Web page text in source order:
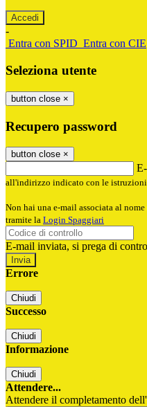
-
Entra con SPID Entra con CIE
Seleziona utente
button close ×
Recupero password
button close ×
all'indirizzo indicato con le istruzioni
Non hai una e-mail associata al
tramite la Login Spaggiari
E-mail inviata, si prega di
Errore
Chiudi
Successo
Chiudi
Informazione
Chiudi
Attendere...
Attendere il completamento